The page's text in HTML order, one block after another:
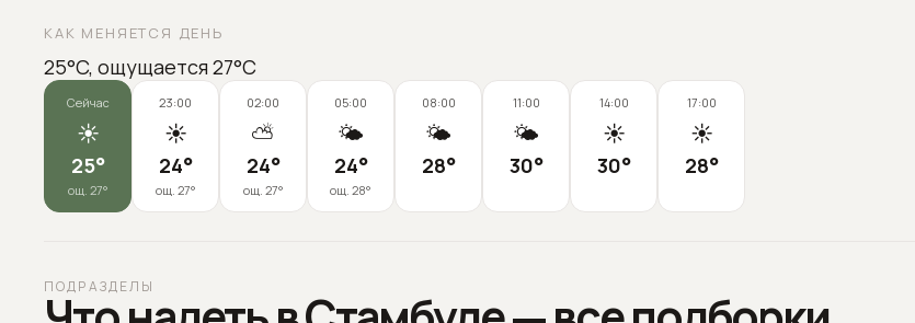
КАК МЕНЯЕТСЯ ДЕНЬ
25°C, ощущается 27°C
Сейчас
☀️
25°
ощ. 27°
23:00
☀️
24°
ощ. 27°
02:00
⛅
24°
ощ. 27°
05:00
🌤️
24°
ощ. 28°
08:00
🌤️
28°
11:00
🌤️
30°
14:00
☀️
30°
17:00
☀️
28°
ПОДРАЗДЕЛЫ